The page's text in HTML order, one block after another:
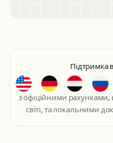
Підтримка
з офіційними
світі, та локальними